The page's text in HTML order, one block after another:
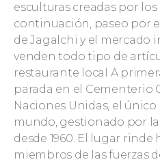
esculturas creadas por
continuación, paseo por
de Jagalchi y el mercado
venden todo tipo de
restaurante local A
parada en el Cementerio
Naciones Unidas, el único
mundo, gestionado por
desde 1960. El lugar rinde
miembros de las fuerzas